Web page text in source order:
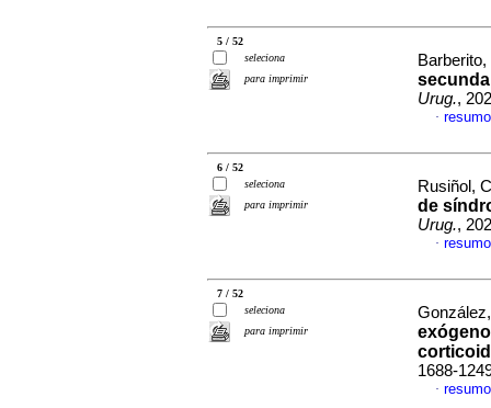
5 / 52
seleciona
para imprimir
Urug.,
·
6 / 52
seleciona
para imprimir
Rusiñol,
de
Urug.,
·
7 / 52
seleciona
para imprimir
1688-
·